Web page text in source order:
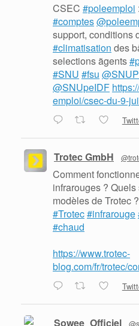
CSEC #poleemploi
#comptes
support, conditions
#climatisation des
selections ãgents
#SNU #fsu
@SNUpeIDF
emploi/csec-du-9-
Trotec GmbH
Comment
infrarouges ?
modèles de Trotec
#Trotec#infrarouge
#chaud
https://www.trotec-
blog.com/fr/trotec/
Sowee_Officiel